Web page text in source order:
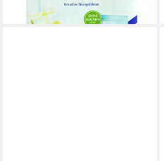
lieferbar - in 3-4 Werktagen bei dir